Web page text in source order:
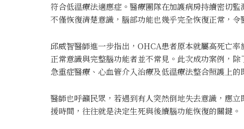
符合低溫療法適應症。醫療團隊在加護病房持續密切
不僅恢復清楚意識，腦部功能也幾乎完全恢復正常，令
邱威智醫師進一步指出，OHCA患者原本就屬高死亡
正常意識與完整腦功能者並不常見。此次成功案例，
急重症醫療、心血管介入治療及低溫療法整合照護上的
醫師也呼籲民眾，若遇到有人突然倒地失去意識，應
援時間，往往就是決定生死與後續腦功能恢復的關鍵。